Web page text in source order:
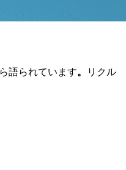
語られています。 リクル